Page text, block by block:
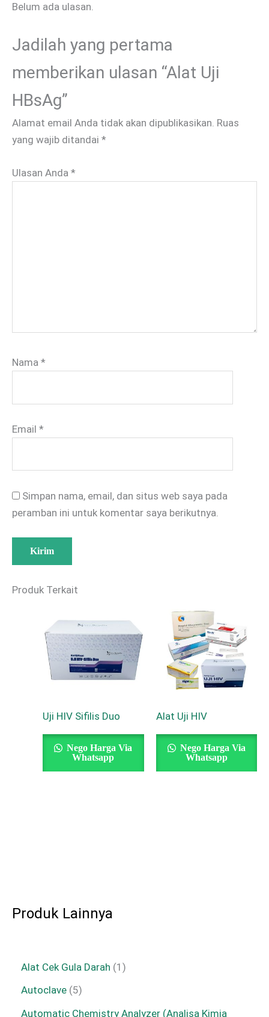
Produk Lainnya
Alat Cek Gula Darah 1
Autoclave 5
Automatic Chemistry Analyzer (Analisa Kimia
Belum ada ulasan.
Jadilah yang pertama
memberikan ulasan “Alat Uji
HBsAg”
Alamat email Anda tidak akan dipublikasikan. Ruas
yang wajib ditandai *
Ulasan Anda *
Nama *
Email *
Simpan nama, email, dan situs web saya pada
peramban ini untuk komentar saya berikutnya.
Produk Terkait
Uji HIV Sifilis Duo
Nego Harga Via
Whatsapp
Alat Uji HIV
Nego Harga Via
Whatsapp